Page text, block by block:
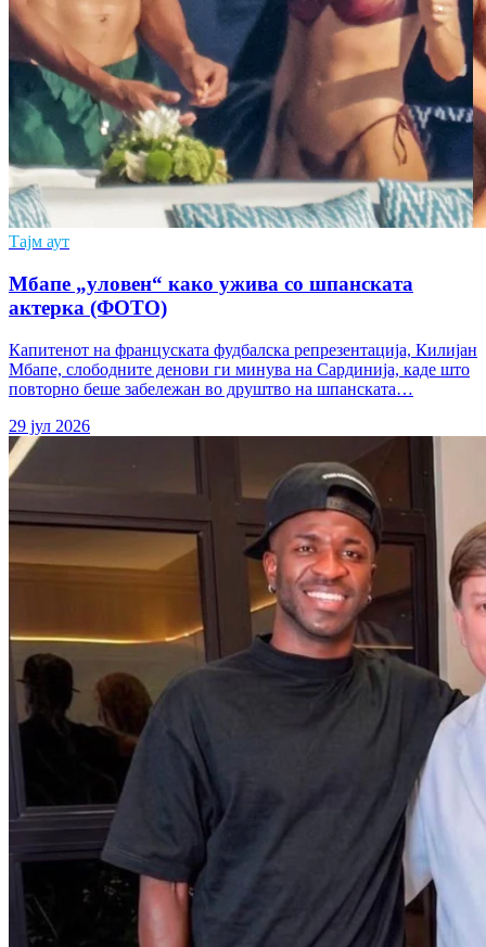
Тајм аут
Мбапе „уловен“ како ужива со шпанската
актерка (ФОТО)
Капитенот на француската фудбалска репрезентација, Килијан
Мбапе, слободните денови ги минува на Сардинија, каде што
повторно беше забележан во друштво на шпанската…
29 јул 2026